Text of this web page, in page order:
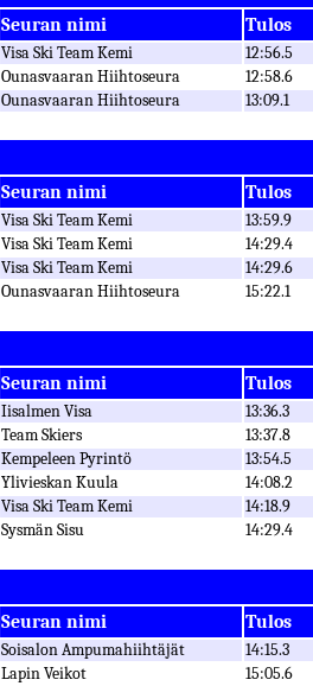
Seuran nimi Tulos
Visa Ski Team Kemi
12:56.5
Ounasvaaran Hiihtoseura 12:58.6
Ounasvaaran Hiihtoseura 13:09.1
Seuran nimi Tulos
Visa Ski Team Kemi
13:59.9
Visa Ski Team Kemi 14:29.4
Visa Ski Team Kemi 14:29.6
Ounasvaaran Hiihtoseura 15:22.1
Seuran nimi Tulos
Iisalmen Visa
13:36.3
Team Skiers 13:37.8
Kempeleen Pyrintö 13:54.5
Ylivieskan Kuula 14:08.2
Visa Ski Team Kemi 14:18.9
Sysmän Sisu 14:29.4
Seuran nimi Tulos
Soisalon Ampumahiihtäjät
14:15.3
Lapin Veikot 15:05.6